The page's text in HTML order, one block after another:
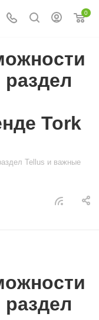
0
Tork
Tellus и важные